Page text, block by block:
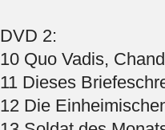
DVD 2:
10 Quo Vadis,
11 Dieses
12 Die